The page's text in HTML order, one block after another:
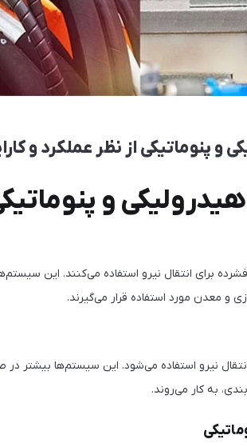
از نظر عملکرد و
و
برای انتقال نیرو استفاده می‌کنند. این
و معدن مورد استفاده قرار می‌گیرند.
نیرو استفاده می‌شود. این سیستم‌ها بیشتر در
به کار می‌روند.